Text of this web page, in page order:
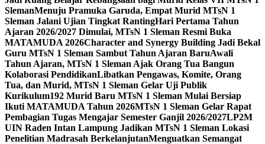
SlemanMenuju Pramuka Garuda, Empat Murid MTsN 1
Sleman Jalani Ujian Tingkat RantingHari Pertama Tahun
Ajaran 2026/2027 Dimulai, MTsN 1 Sleman Resmi Buka
MATAMUDA 2026Character and Synergy Building Jadi Bekal
Guru MTsN 1 Sleman Sambut Tahun Ajaran BaruAwali
Tahun Ajaran, MTsN 1 Sleman Ajak Orang Tua Bangun
Kolaborasi PendidikanLibatkan Pengawas, Komite, Orang
Tua, dan Murid, MTsN 1 Sleman Gelar Uji Publik
Kurikulum192 Murid Baru MTsN 1 Sleman Mulai Bersiap
Ikuti MATAMUDA Tahun 2026MTsN 1 Sleman Gelar Rapat
Pembagian Tugas Mengajar Semester Ganjil 2026/2027LP2M
UIN Raden Intan Lampung Jadikan MTsN 1 Sleman Lokasi
Penelitian Madrasah BerkelanjutanMenguatkan Semangat